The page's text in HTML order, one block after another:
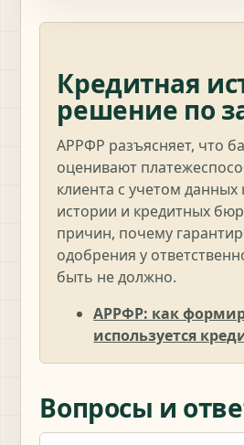
Кредитная
решение по
АРРФР разъясняет, что
оценивают
клиента с учетом данных
истории и кредитных
причин, почему
одобрения у
быть не должно.
АРРФР: как
используется
Вопросы и